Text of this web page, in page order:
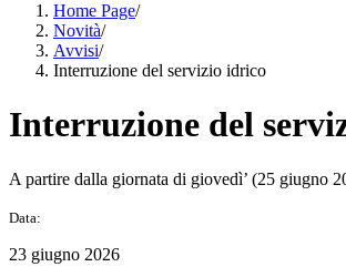
Home Page/
Novità/
Avvisi/
Interruzione del servizio idrico
Interruzione del
A partire dalla giornata di giovedì’ (25 giugno
Data:
23 giugno 2026